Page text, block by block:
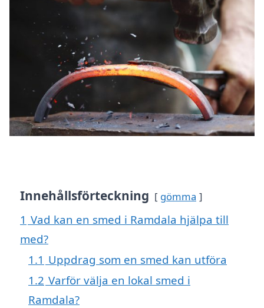
Innehållsförteckning gömma
1 Vad kan en smed i Ramdala hjälpa till
med?
1.1 Uppdrag som en smed kan utföra
1.2 Varför välja en lokal smed i
Ramdala?